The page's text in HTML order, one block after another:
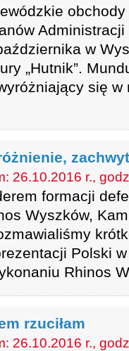
w
„Hutnik”.
się w
26.10.2016 r.,
formacji
Wyszków,
Polski
Rhinos
rzuciłam
26.10.2016 r.,